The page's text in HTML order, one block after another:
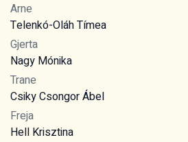
Arne
Telenkó-Oláh Tímea
Gjerta
Nagy Mónika
Trane
Csiky Csongor Ábel
Freja
Hell Krisztina